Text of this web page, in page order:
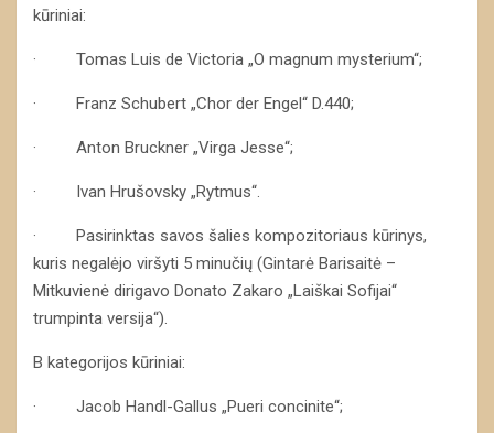
kūriniai:
· Tomas Luis de Victoria „O magnum mysterium“;
· Franz Schubert „Chor der Engel“ D.440;
· Anton Bruckner „Virga Jesse“;
· Ivan Hrušovsky „Rytmus“.
· Pasirinktas savos šalies kompozitoriaus kūrinys,
kuris negalėjo viršyti 5 minučių (Gintarė Barisaitė –
Mitkuvienė dirigavo Donato Zakaro „Laiškai Sofijai“
trumpinta versija“).
B kategorijos kūriniai:
· Jacob Handl-Gallus „Pueri concinite“;